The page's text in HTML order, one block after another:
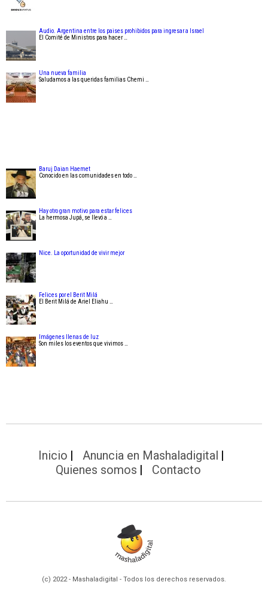
Audio. Argentina entre los paises prohibidos para ingresar a Israel
El Comité de Ministros para hacer …
Una nueva familia
Saludamos a las queridas familias Chemi …
Baruj Daian Haemet
Conocido en las comunidades en todo …
Hay otro gran motivo para estar felices
La hermosa Jupá, se llevó a …
Nice. La oportunidad de vivir mejor
Felices por el Berit Milá
El Berit Milá de Ariel Eliahu …
Imágenes llenas de luz
Son miles los eventos que vivimos …
Inicio
Anuncia en Mashaladigital
Quienes somos
Contacto
(c) 2022 - Mashaladigital - Todos los derechos reservados.